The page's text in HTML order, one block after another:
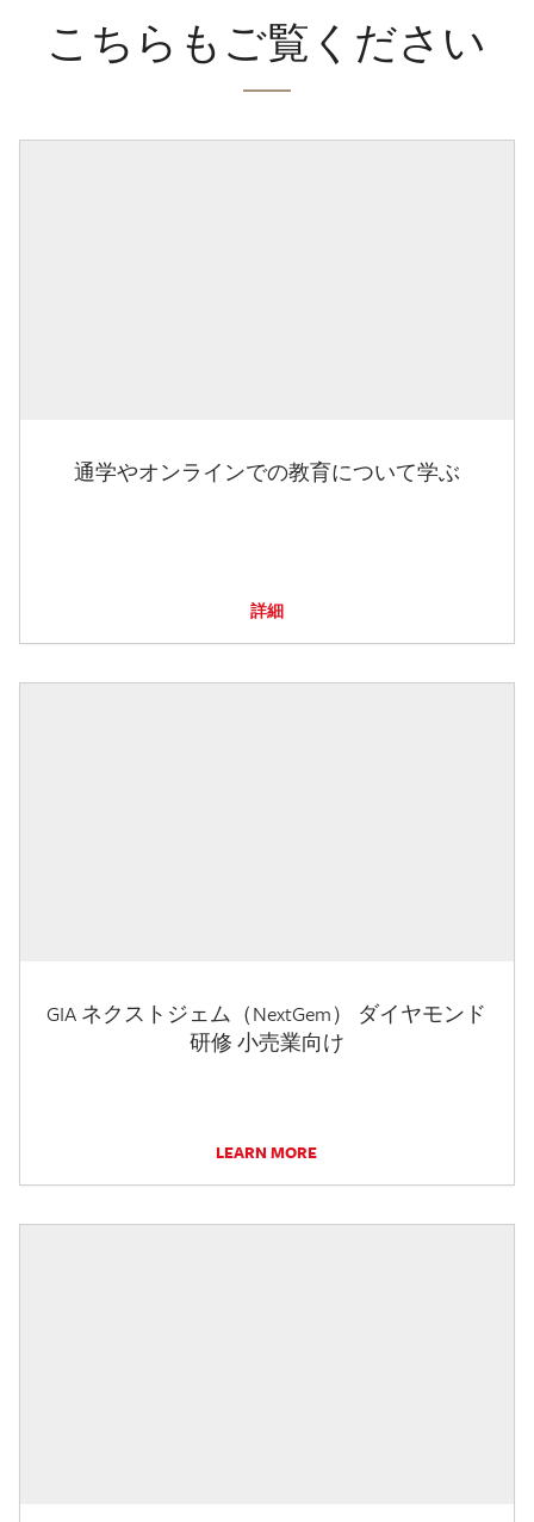
こちらもご覧ください
通学やオンラインでの教育について学ぶ
詳細
GIA ネクストジェム（NextGem） ダイヤモンド
研修 小売業向け
LEARN MORE